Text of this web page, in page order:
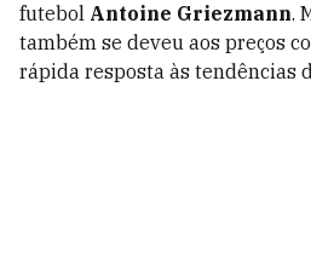
futebol Antoine Griezmann.
também se deveu aos preços
rápida resposta às tendências